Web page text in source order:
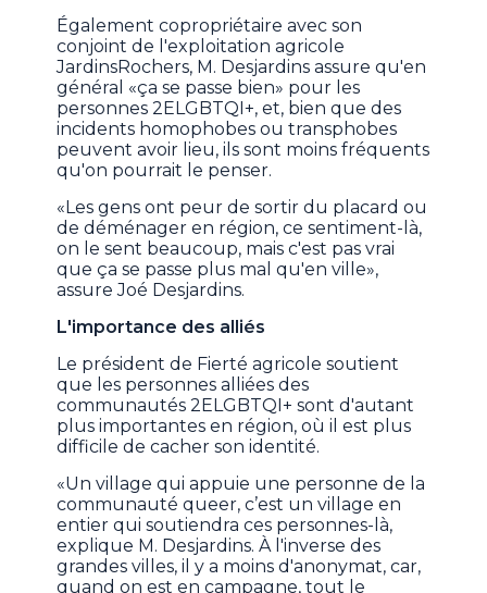
Également copropriétaire avec son
conjoint de l'exploitation agricole
JardinsRochers, M. Desjardins assure qu'en
général «ça se passe bien» pour les
personnes 2ELGBTQI+, et, bien que des
incidents homophobes ou transphobes
peuvent avoir lieu, ils sont moins fréquents
qu'on pourrait le penser.
«Les gens ont peur de sortir du placard ou
de déménager en région, ce sentiment-là,
on le sent beaucoup, mais c'est pas vrai
que ça se passe plus mal qu'en ville»,
assure Joé Desjardins.
L'importance des alliés
Le président de Fierté agricole soutient
que les personnes alliées des
communautés 2ELGBTQI+ sont d'autant
plus importantes en région, où il est plus
difficile de cacher son identité.
«Un village qui appuie une personne de la
communauté queer, c’est un village en
entier qui soutiendra ces personnes-là,
explique M. Desjardins. À l'inverse des
grandes villes, il y a moins d'anonymat, car,
quand on est en campagne, tout le